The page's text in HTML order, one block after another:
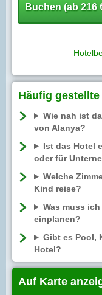
Buchen (ab 216
Häufig
Wie nah ist
von Alanya?
Ist das Hotel
oder für
Welche
Kind reise?
Was muss
einplanen?
Gibt es Pool,
Hotel?
Auf Karte